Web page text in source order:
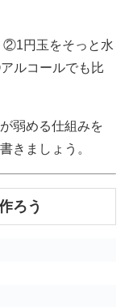
円玉をそっと水
ルコールでも比
弱める仕組みを
きましょう。
ろう